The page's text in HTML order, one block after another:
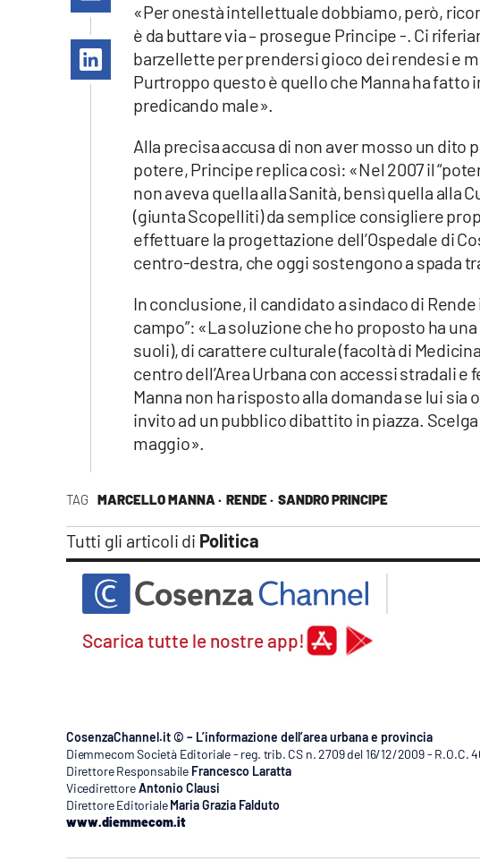
Vai
TAG MARCELLO MANNA · RENDE · SANDRO PRINCIPE
Tutti gli articoli di Politica
«Per onestà intellettuale dobbiamo, però,
è da buttare via – prosegue Principe -. Ci
barzellette per prendersi gioco dei rendesi e
Purtroppo questo è quello che Manna ha fatto
predicando male».
Alla precisa accusa di non aver mosso un dito
potere, Principe replica così: «Nel 2007 il
non aveva quella allaSanità, bensì quella alla
(giunta Scopelliti) da semplice consigliere
effettuare la progettazione dell’Ospedale di
centro-destra, che oggi sostengono a spada
In conclusione, il candidato a sindaco di
campo”: «La soluzione che ho proposto ha
suoli), di carattereculturale(facoltà di
centro dell’Area Urbana con accessi stradali
Manna non ha risposto alla domanda se lui sia
invito ad un pubblico dibattito in piazza. Scelga
maggio».
Scarica tutte le nostre app!
CosenzaChannel.it © – L’informazione dell’area urbana e provincia
Diemmecom Società Editoriale - reg. trib. CS n. 2709 del 16/12/2009 - R.O.C.
Direttore Responsabile Francesco Laratta
VicedirettoreAntonio Clausi
Direttore Editoriale Maria Grazia Falduto
www.diemmecom.it